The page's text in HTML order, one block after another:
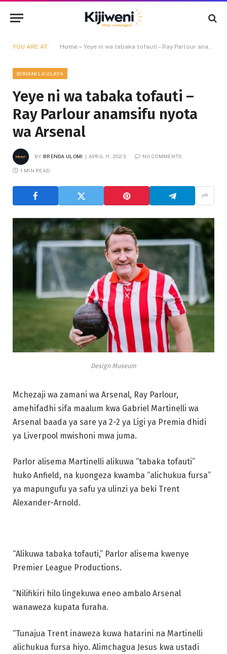
YOU ARE AT: Home » Yeye ni wa tabaka tofauti – Ray Parlour anamsifu nyota wa Arsenal
BIRIANI LA ULAYA
Yeye ni wa tabaka tofauti –
Ray Parlour anamsifu nyota
wa Arsenal
BY BRENDA ULOMI APRIL 11, 2023 NO COMMENTS
1 MIN READ
Design Museum
Mchezaji wa zamani wa Arsenal, Ray Parlour,
amehifadhi sifa maalum kwa Gabriel Martinelli wa
Arsenal baada ya sare ya 2-2 ya Ligi ya Premia dhidi
ya Liverpool mwishoni mwa juma.
Parlor alisema Martinelli alikuwa “tabaka tofauti”
huko Anfield, na kuongeza kwamba “alichukua fursa”
ya mapungufu ya safu ya ulinzi ya beki Trent
Alexander-Arnold.
“Alikuwa tabaka tofauti,” Parlor alisema kwenye
Premier League Productions.
“Nilifikiri hilo lingekuwa eneo ambalo Arsenal
wanaweza kupata furaha.
“Tunajua Trent inaweza kuwa hatarini na Martinelli
alichukua fursa hiyo. Alimchagua Jesus kwa ustadi